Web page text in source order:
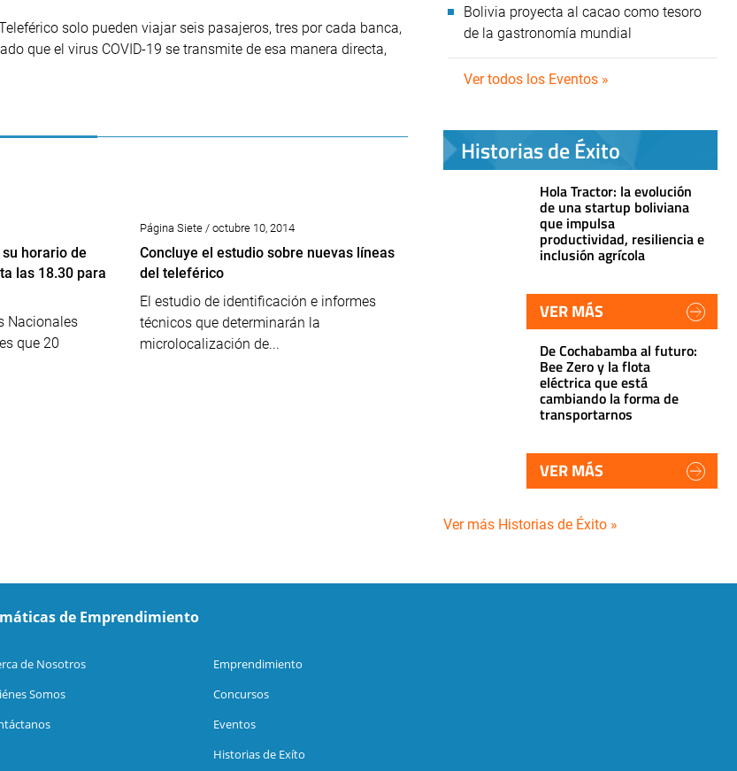
solo pueden viajar seis pasajeros, tres por cada banca,
que el virus COVID-19 se transmite de esa manera directa,
horario de
las 18.30 para
Nacionales
que 20
Página Siete / octubre 10, 2014
Concluye el estudio sobre nuevas líneas
del teleférico
El estudio de identificación e informes
técnicos que determinarán la
microlocalización de...
Bolivia proyecta al cacao como tesoro
de la gastronomía mundial
Ver todos los Eventos »
Historias de Éxito
Hola Tractor: la evolución
de una startup boliviana
que impulsa
productividad, resiliencia e
inclusión agrícola
VER MÁS
De Cochabamba al futuro:
Bee Zero y la flota
eléctrica que está
cambiando la forma de
transportarnos
VER MÁS
Ver más Historias de Éxito »
de Emprendimiento
de Nosotros
Somos
Emprendimiento
Concursos
Eventos
Historias de Exíto